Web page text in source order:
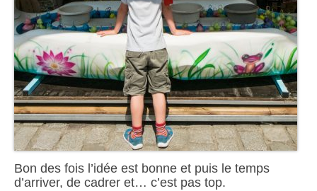
Bon des fois l’idée est bonne et puis le temps
d’arriver, de cadrer et… c’est pas top.